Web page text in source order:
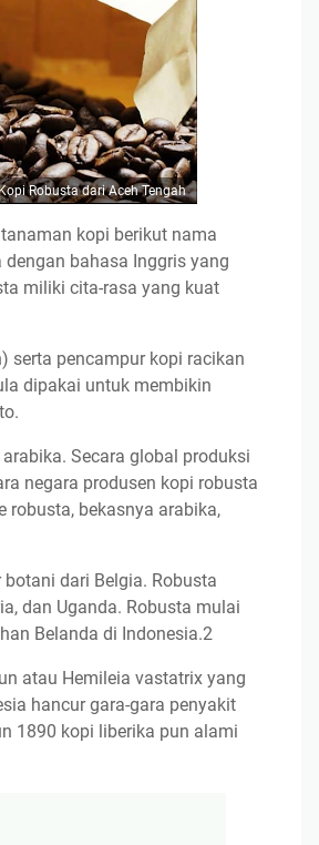
Robusta dari Aceh Tengah
kopi berikut nama
bahasa Inggris yang
miliki cita-rasa yang kuat
serta pencampur kopi racikan
dipakai untuk membikin
Secara global produksi
negara produsen kopi robusta
robusta, bekasnya arabika,
dari Belgia. Robusta
dan Uganda. Robusta mulai
Belanda di Indonesia.2
atau Hemileia vastatrix yang
hancur gara-gara penyakit
1890 kopi liberika pun alami